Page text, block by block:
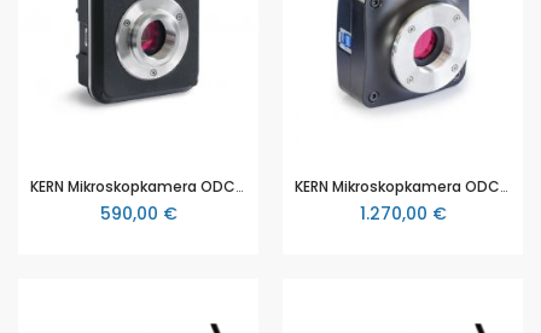
KERN Mikroskopkamera ODC-832, 5,1 MP, USB 3.0, CMOS 1/2.5" (ODC 832)
590,00 €
KERN Mikroskopkamera ODC-841, 20 MP, USB 3.0, CMOS 1" (ODC 841)
1.270,00 €